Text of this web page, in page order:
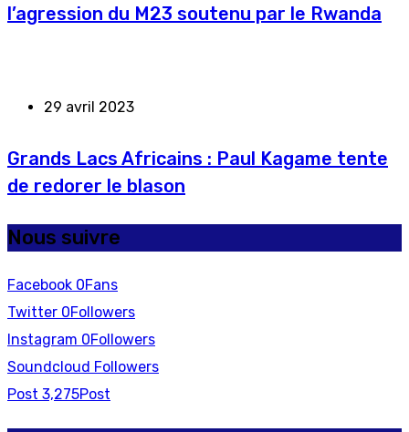
l’agression du M23 soutenu par le Rwanda
29 avril 2023
Grands Lacs Africains : Paul Kagame tente
de redorer le blason
Nous suivre
Facebook 0Fans
Twitter 0Followers
Instagram 0Followers
Soundcloud Followers
Post 3,275Post